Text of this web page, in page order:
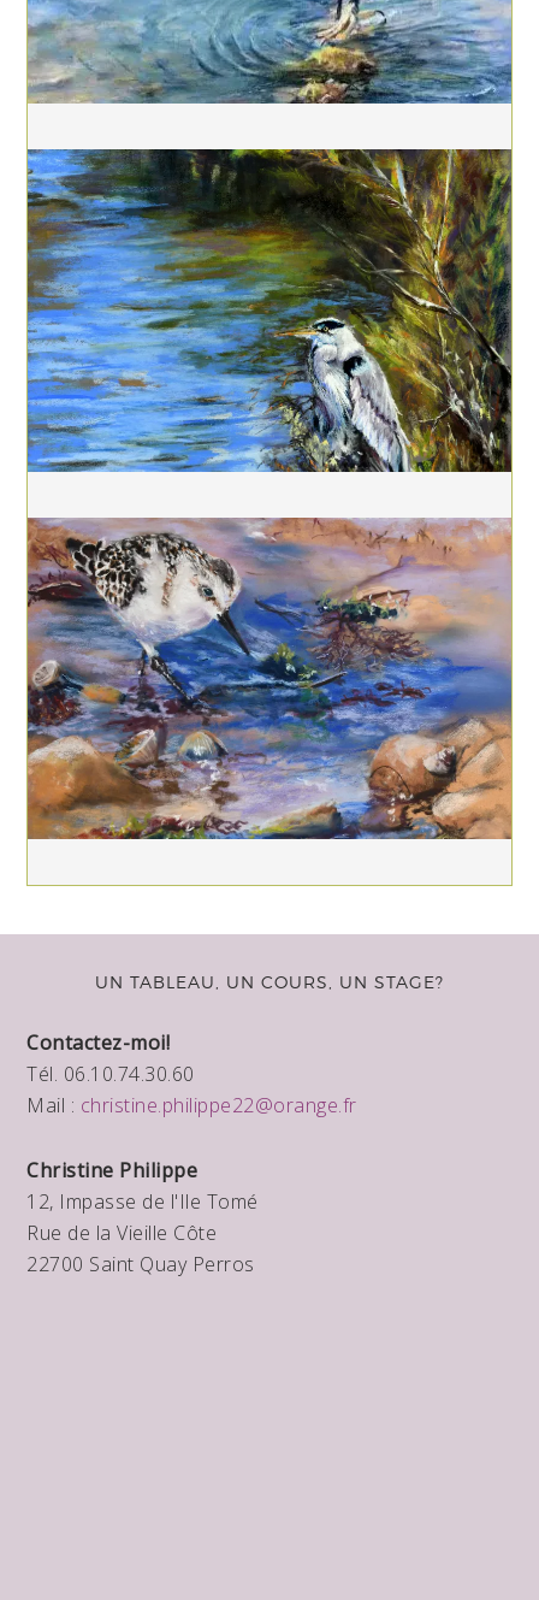
UN TABLEAU, UN COURS, UN STAGE?
Contactez-moi!
Tél. 06.10.74.30.60
Mail : christine.philippe22@orange.fr
Christine Philippe
12, Impasse de l'Ile Tomé
Rue de la Vieille Côte
22700 Saint Quay Perros